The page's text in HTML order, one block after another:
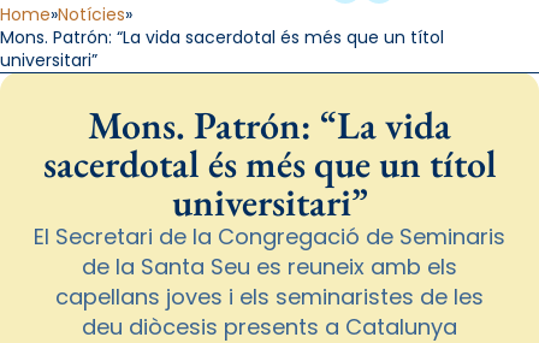
Home Notícies
Mons. Patrón: “La vida sacerdotal és més que un títol
universitari”
Mons. Patrón: “La vida
sacerdotal és més que un títol
universitari”
El Secretari de la Congregació de Seminaris
de la Santa Seu es reuneix amb els
capellans joves i els seminaristes de les
deu diòcesis presents a Catalunya